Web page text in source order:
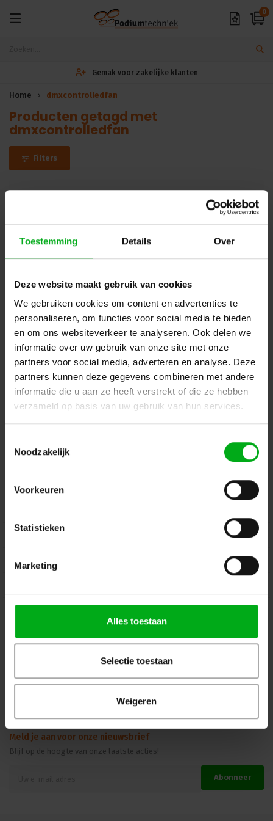
Toestemming Details Over
Deze website maakt gebruik van cookies
We gebruiken cookies om content en advertenties te
personaliseren, om functies voor social media te bieden
en om ons websiteverkeer te analyseren. Ook delen we
informatie over uw gebruik van onze site met onze
partners voor social media, adverteren en analyse. Deze
partners kunnen deze gegevens combineren met andere
informatie die u aan ze heeft verstrekt of die ze hebben
verzameld op basis van uw gebruik van hun services.
Noodzakelijk
Voorkeuren
Statistieken
Marketing
Alles toestaan
Selectie toestaan
Weigeren
0
Gemak voor zakelijke klanten
Home dmxcontrolledfan
Producten getagd met
dmxcontrolledfan
Filters
helpen u graag verder met zoeken! Mail uw vraag naar
info@podiumtechniek.nlof probeer een van onze andere
Terug naar vorige pagina
Dé specialist podiumtechniek; van schets naar uitvoering
Zaandam
+ 31 85 40 15 92 9
info@podiumtechniek.nl
Volg ons op Twitter
Stuur ons een bericht
Over Podiumtechniek
Mijn Account
Meld je aan voor onze nieuwsbrief
Blijf op de hoogte van onze laatste acties!
Abonneer